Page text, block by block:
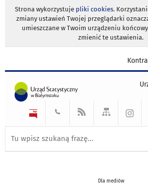
Strona wykorzystuje pliki cookies.
zmiany ustawień Twojej przeglądarki
umieszczane w Twoim urządzeniu
zmienić te ustawienia.
Dla mediów